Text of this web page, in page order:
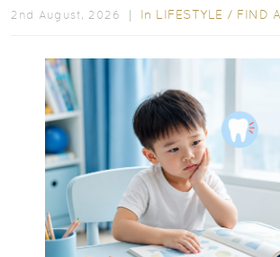
2nd August, 2026 ｜ In LIFESTYLE / FIND